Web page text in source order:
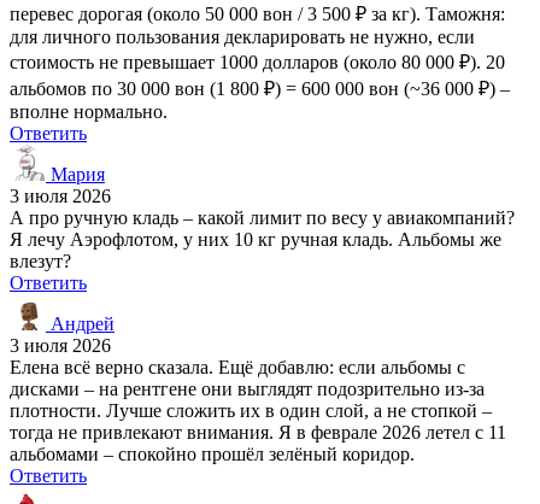
перевес дорогая (около 50 000 вон / 3 500 ₽ за кг). Таможня:
для личного пользования декларировать не нужно, если
стоимость не превышает 1000 долларов (около 80 000 ₽). 20
альбомов по 30 000 вон (1 800 ₽) = 600 000 вон (~36 000 ₽) –
вполне нормально.
Ответить
Мария
3 июля 2026
А про ручную кладь – какой лимит по весу у авиакомпаний?
Я лечу Аэрофлотом, у них 10 кг ручная кладь. Альбомы же
влезут?
Ответить
Андрей
3 июля 2026
Елена всё верно сказала. Ещё добавлю: если альбомы с
дисками – на рентгене они выглядят подозрительно из-за
плотности. Лучше сложить их в один слой, а не стопкой –
тогда не привлекают внимания. Я в феврале 2026 летел с 11
альбомами – спокойно прошёл зелёный коридор.
Ответить